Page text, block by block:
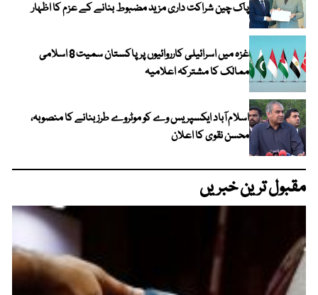
پاک چین شراکت داری مزید مضبوط بنانے کے عزم کا اظہار
غزہ میں اسرائیلی کارروائیوں پر پاکستان سمیت 8 اسلامی
ممالک کا مشترکہ اعلامیہ
اسلام آباد ایکسپریس وے کو موٹروے طرز بنانے کا منصوبہ،
محسن نقوی کا اعلان
مقبول ترین خبریں